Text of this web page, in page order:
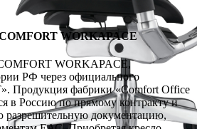
WORKAPACE
WORKAPACE,
РФ через официального
Продукция фабрики «Comfort Office
в Россию по прямому контракту и
разрешительную документацию,